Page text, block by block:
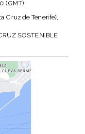
(GMT)
Cruz de Tenerife),
SOSTENIBLE